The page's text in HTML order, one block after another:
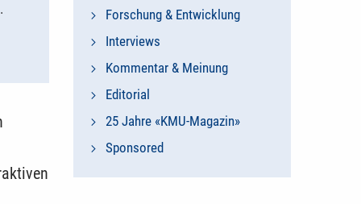
Forschung & Entwicklung
Interviews
Kommentar & Meinung
Editorial
25 Jahre «KMU-Magazin»
Sponsored